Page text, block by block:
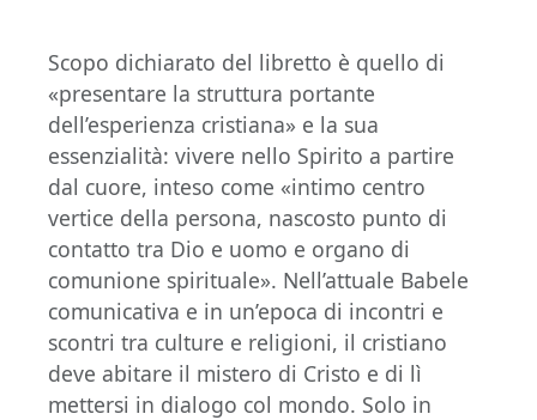
Scopo dichiarato del libretto è quello di
«presentare la struttura portante
dell’esperienza cristiana» e la sua
essenzialità: vivere nello Spirito a partire
dal cuore, inteso come «intimo centro
vertice della persona, nascosto punto di
contatto tra Dio e uomo e organo di
comunione spirituale». Nell’attuale Babele
comunicativa e in un’epoca di incontri e
scontri tra culture e religioni, il cristiano
deve abitare il mistero di Cristo e di lì
mettersi in dialogo col mondo. Solo in